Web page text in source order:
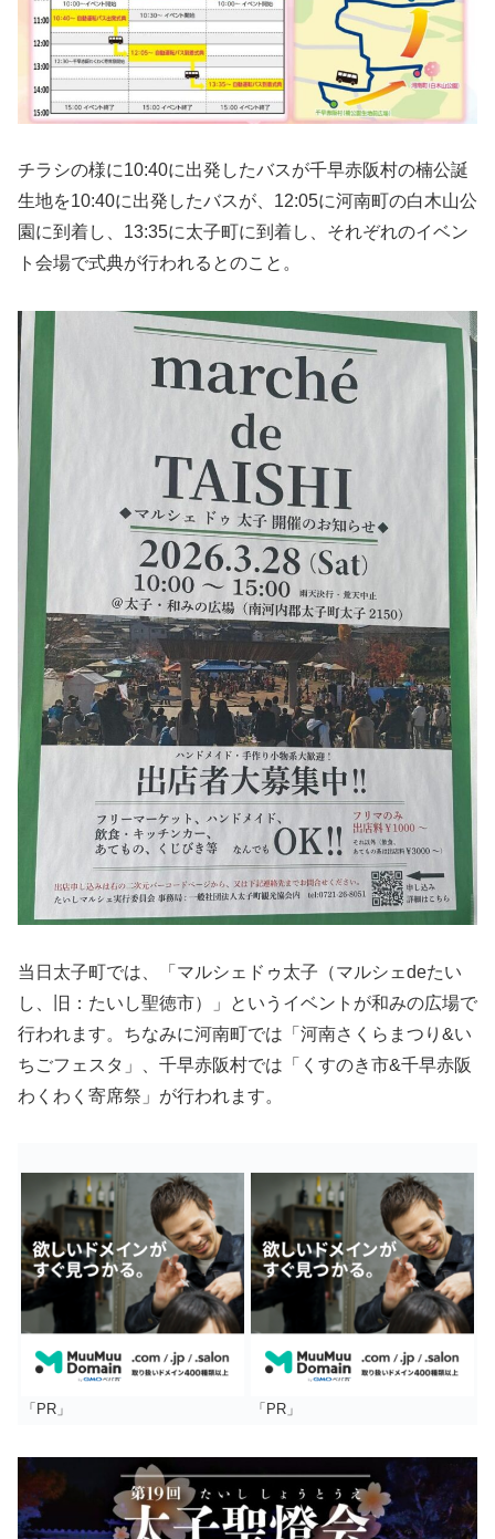
チラシの様に10:40に出発したバスが千早赤阪村の楠公誕
生地を10:40に出発したバスが、12:05に河南町の白木山公
園に到着し、13:35に太子町に到着し、それぞれのイベン
ト会場で式典が行われるとのこと。
当日太子町では、「マルシェドゥ太子（マルシェdeたい
し、旧：たいし聖徳市）」というイベントが和みの広場で
行われます。ちなみに河南町では「河南さくらまつり&い
ちごフェスタ」、千早赤阪村では「くすのき市&千早赤阪
わくわく寄席祭」が行われます。
「PR」 「PR」